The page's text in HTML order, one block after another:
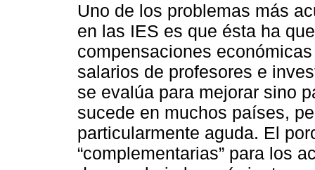
Uno de los problemas más
en las IES es que ésta ha
compensaciones
salarios de profesores e
se evalúa para mejorar sino
sucede en muchos países,
particularmente aguda. El
“complementarias” para los